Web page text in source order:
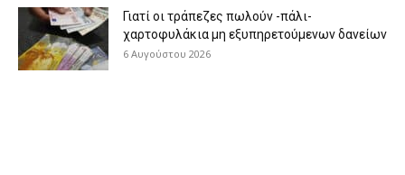
Γιατί οι τράπεζες πωλούν -πάλι-
χαρτοφυλάκια μη εξυπηρετούμενων δανείων
6 Αυγούστου 2026